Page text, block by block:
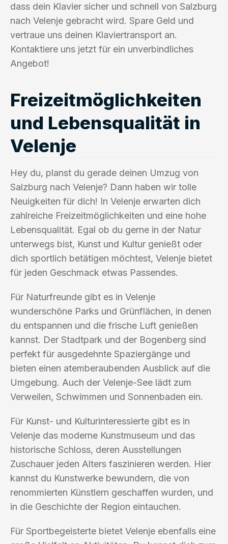
dass dein Klavier sicher und schnell von Salzburg
nach Velenje gebracht wird. Spare Geld und
vertraue uns deinen Klaviertransport an.
Kontaktiere uns jetzt für ein unverbindliches
Angebot!
Freizeitmöglichkeiten
und Lebensqualität in
Velenje
Hey du, planst du gerade deinen Umzug von
Salzburg nach Velenje? Dann haben wir tolle
Neuigkeiten für dich! In Velenje erwarten dich
zahlreiche Freizeitmöglichkeiten und eine hohe
Lebensqualität. Egal ob du gerne in der Natur
unterwegs bist, Kunst und Kultur genießt oder
dich sportlich betätigen möchtest, Velenje bietet
für jeden Geschmack etwas Passendes.
Für Naturfreunde gibt es in Velenje
wunderschöne Parks und Grünflächen, in denen
du entspannen und die frische Luft genießen
kannst. Der Stadtpark und der Bogenberg sind
perfekt für ausgedehnte Spaziergänge und
bieten einen atemberaubenden Ausblick auf die
Umgebung. Auch der Velenje-See lädt zum
Verweilen, Schwimmen und Sonnenbaden ein.
Für Kunst- und Kulturinteressierte gibt es in
Velenje das moderne Kunstmuseum und das
historische Schloss, deren Ausstellungen
Zuschauer jeden Alters faszinieren werden. Hier
kannst du Kunstwerke bewundern, die von
renommierten Künstlern geschaffen wurden, und
in die Geschichte der Region eintauchen.
Für Sportbegeisterte bietet Velenje ebenfalls eine